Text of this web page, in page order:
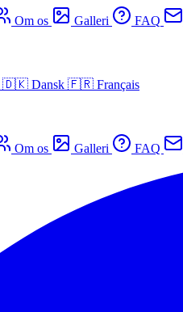
Om os Galleri FAQ
🇩🇰 Dansk 🇫🇷 Français
Om os Galleri FAQ